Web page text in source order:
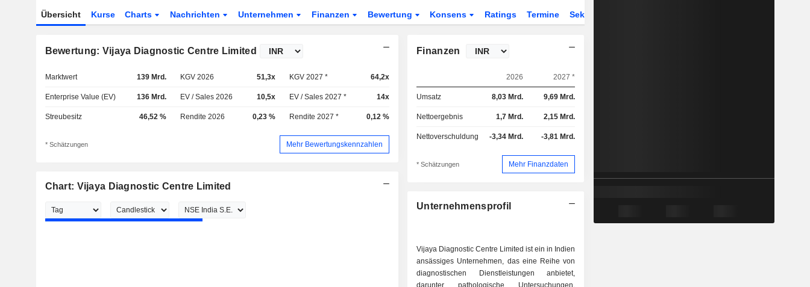
Übersicht Kurse Charts Nachrichten Unternehmen Finanzen Bewertung Konsens Ratings Termine Sektor
Bewertung: Vijaya Diagnostic Centre Limited
Marktwert 139 Mrd. KGV 2026 51,3x KGV 2027 * 64,2x
Enterprise Value (EV) 136 Mrd. EV / Sales 2026 10,5x EV / Sales 2027 * 14x
Streubesitz 46,52 % Rendite 2026 0,23 % Rendite 2027 * 0,12 %
* Schätzungen Mehr Bewertungskennzahlen
Chart: Vijaya Diagnostic Centre Limited
Finanzen
2026 2027 *
Umsatz 8,03 Mrd. 9,69 Mrd.
Nettoergebnis 1,7 Mrd. 2,15 Mrd.
Nettoverschuldung -3,34 Mrd. -3,81 Mrd.
* Schätzungen Mehr Finanzdaten
Unternehmensprofil
Vijaya Diagnostic Centre Limited ist ein in Indien
ansässiges Unternehmen, das eine Reihe von
diagnostischen Dienstleistungen anbietet,
darunter pathologische Untersuchungen,